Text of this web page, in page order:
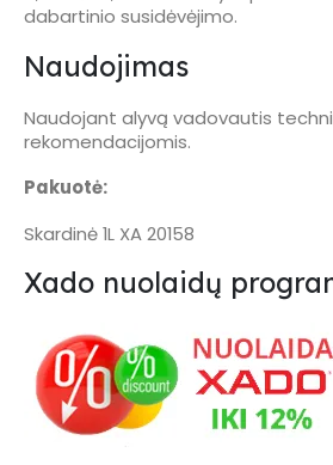
dabartinio susidėvėjimo.
Naudojimas
Naudojant alyvą vadovautis
rekomendacijomis.
Pakuotė:
Skardinė 1L XA 20158
Xado nuolaidų